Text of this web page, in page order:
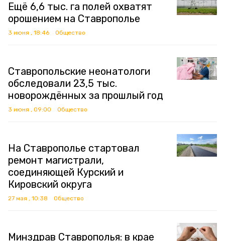
Ещё 6,6 тыс. га полей охватят
орошением на Ставрополье
3 июня , 18:46 Общество
Ставропольские неонатологи
обследовали 23,5 тыс.
новорождённых за прошлый год
3 июня , 09:00 Общество
На Ставрополье стартовал
ремонт магистрали,
соединяющей Курский и
Кировский округа
27 мая , 10:38 Общество
Минздрав Ставрополья: в крае